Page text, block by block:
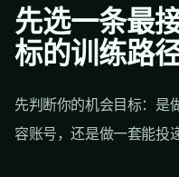
先选一条最
标的训练路径
先判断你的机会目标：是
容账号，还是做一套能投